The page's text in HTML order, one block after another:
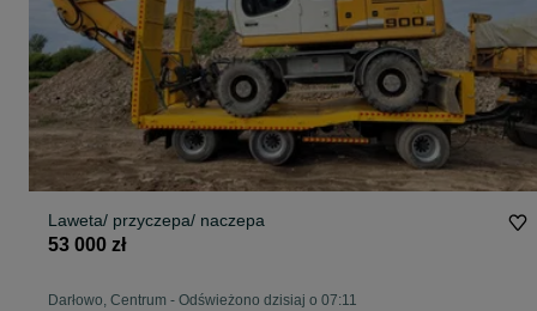
Laweta/ przyczepa/ naczepa
53 000 zł
Darłowo, Centrum - Odświeżono dzisiaj o 07:11